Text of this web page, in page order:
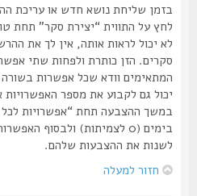
בזמן שליחת נושא חדש או עריכת
לחץ על התווית “יצירת סקר” תחת
לא יכול לראות אותה, אין לך את
סקרים. הזן כותרת ולפחות שתי
המתאימים וודא שכל אפשרות בשורה
יכול גם לקבוע את מספר האפשרויות
במשך ההצבעה תחת “אפשרויות לכל
בימים (0 לצמיתות) ולבסוף
לשנות את ההצבעות שלהם.
חזור למעלה